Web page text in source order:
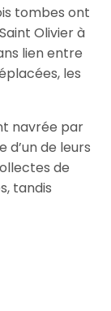
tombes ont
Olivier à
lien entre
les
navrée par
de leurs
de
tandis